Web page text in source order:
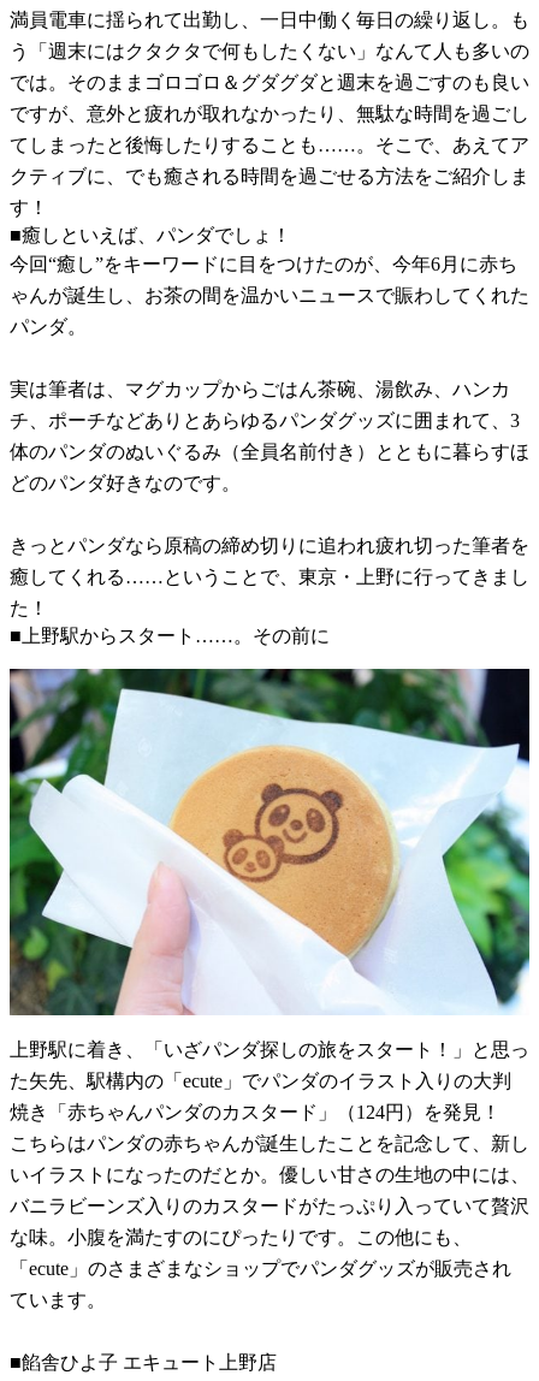
満員電車に揺られて出勤し、一日中働く毎日の繰り返し。も
う「週末にはクタクタで何もしたくない」なんて人も多いの
では。そのままゴロゴロ＆グダグダと週末を過ごすのも良い
ですが、意外と疲れが取れなかったり、無駄な時間を過ごし
てしまったと後悔したりすることも……。そこで、あえてア
クティブに、でも癒される時間を過ごせる方法をご紹介しま
す！
■癒しといえば、パンダでしょ！
今回“癒し”をキーワードに目をつけたのが、今年6月に赤ち
ゃんが誕生し、お茶の間を温かいニュースで賑わしてくれた
パンダ。
実は筆者は、マグカップからごはん茶碗、湯飲み、ハンカ
チ、ポーチなどありとあらゆるパンダグッズに囲まれて、3
体のパンダのぬいぐるみ（全員名前付き）とともに暮らすほ
どのパンダ好きなのです。
きっとパンダなら原稿の締め切りに追われ疲れ切った筆者を
癒してくれる……ということで、東京・上野に行ってきまし
た！
■上野駅からスタート……。その前に
上野駅に着き、「いざパンダ探しの旅をスタート！」と思っ
た矢先、駅構内の「ecute」でパンダのイラスト入りの大判
焼き「赤ちゃんパンダのカスタード」（124円）を発見！
こちらはパンダの赤ちゃんが誕生したことを記念して、新し
いイラストになったのだとか。優しい甘さの生地の中には、
バニラビーンズ入りのカスタードがたっぷり入っていて贅沢
な味。小腹を満たすのにぴったりです。この他にも、
「ecute」のさまざまなショップでパンダグッズが販売され
ています。
■餡舎ひよ子 エキュート上野店